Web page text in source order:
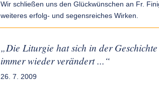
Wir schließen uns den Glückwünschen an Fr.
weiteres erfolg- und segensreiches Wirken.
„Die Liturgie hat sich in der Geschichte
immer wieder verändert ...“
26. 7. 2009